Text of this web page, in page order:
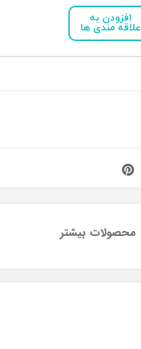
افزودن به
علاقه مندی ها
محصولات بیشتر